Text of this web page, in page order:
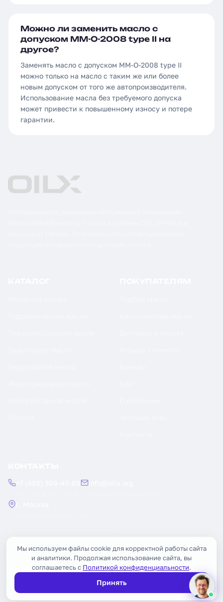
Можно ли заменить масло с
допуском MM-O-2008 type II на
другое?
Заменять масло с допуском MM-O-2008 type II
можно только на масло с таким же или более
новым допуском от того же автопроизводителя.
Использование масла без требуемого допуска
может привести к повышенному износу и потере
гарантии.
© 2026 OILX. Все права защищены.
Политика конфиденциальности
Мы используем файлы cookie для корректной работы сайта
и аналитики. Продолжая использование сайта, вы
соглашаетесь с Политикой конфиденциальности.
Принять